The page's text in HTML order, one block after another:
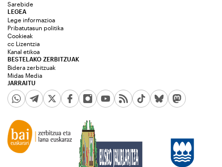
Sarebide
JARRAITU
LEGEA
Lege informazioa
Pribatutasun politika
Cookieak
cc Lizentzia
Kanal etikoa
BESTELAKO ZERBITZUAK
Bidera zerbitzuak
Midas Media